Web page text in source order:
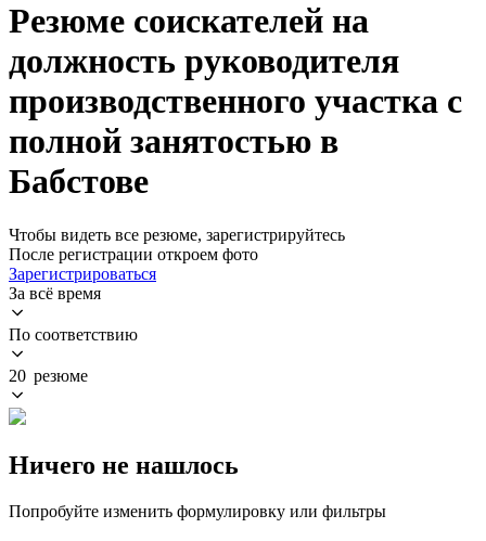
Резюме соискателей на
должность руководителя
производственного участка с
полной занятостью в
Бабстове
Чтобы видеть все резюме, зарегистрируйтесь
После регистрации откроем фото
Зарегистрироваться
За всё время
По соответствию
20 резюме
Ничего не нашлось
Попробуйте изменить формулировку или фильтры